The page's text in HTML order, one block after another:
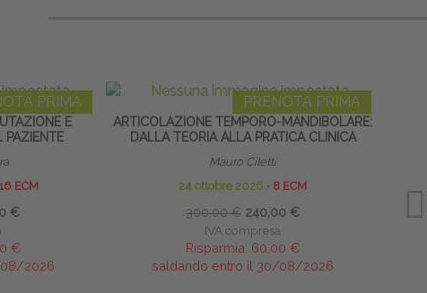
PRIMA
E
PAZIENTE
16 ECM
€
€
2026
PRENOTA PRIMA
ARTICOLAZIONE TEMPORO-MANDIBOLARE:
DALLA TEORIA ALLA PRATICA CLINICA
Mauro Ciletti
24 ottobre 2026 ∙ 8 ECM
300,00 € 240,00 €
IVA compresa
Risparmia: 60,00 €
saldando entro il 30/08/2026